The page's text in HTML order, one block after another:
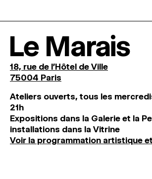
Le Marais
18, rue de l'Hôtel de Ville
75004 Paris
Ateliers ouverts, tous les
21h
Expositions dans la Galerie et la
installations dans la Vitrine
Voir la programmation artistique